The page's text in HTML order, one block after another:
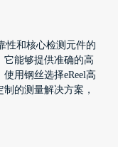
性和核心检测元件的
它能够提供准确的高
用钢丝选择eReel高
的测量解决方案，